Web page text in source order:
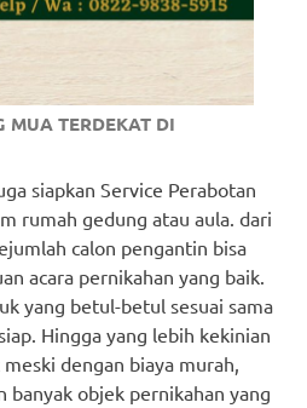
MUA TERDEKAT DI
siapkan Service Perabotan
rumah gedung atau aula. dari
calon pengantin bisa
acara pernikahan yang baik.
yang betul-betul sesuai sama
Hingga yang lebih kekinian
dengan biaya murah,
banyak objek pernikahan yang